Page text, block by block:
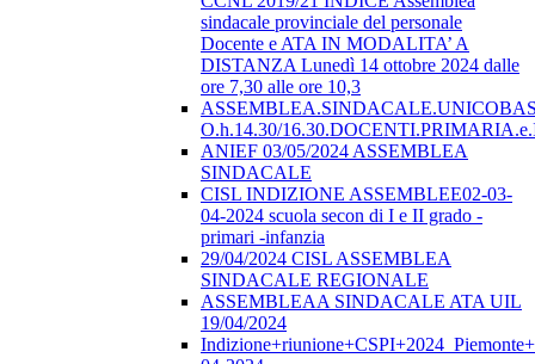
sindacale provinciale del personale
Docente e ATA IN MODALITA’ A
DISTANZA Lunedì 14 ottobre 2024 dalle
ore 7,30 alle ore 10,3
O.h.14.30/
ANIEF 03/05/2024 ASSEMBLEA
SINDACALE
CISL INDIZIONE ASSEMBLEE02-03-
04-2024 scuola secon di I e II grado -
primari -infanzia
29/04/2024 CISL ASSEMBLEA
SINDACALE REGIONALE
ASSEMBLEAA SINDACALE ATA UIL
19/04/2024